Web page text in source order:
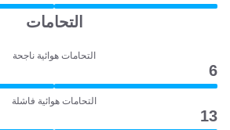
التحامات
التحامات هوائية ناجحة
6
التحامات هوائية فاشلة
13